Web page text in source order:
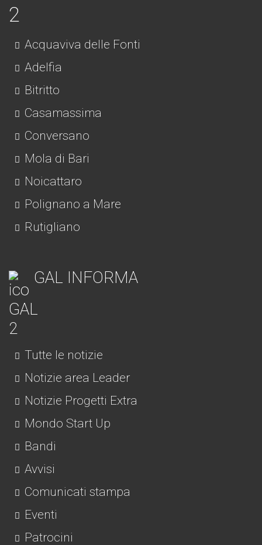
Acquaviva delle Fonti
Adelfia
Bitritto
Casamassima
Conversano
Mola di Bari
Noicattaro
Polignano a Mare
Rutigliano
GAL INFORMA
Tutte le notizie
Notizie area Leader
Notizie Progetti Extra
Mondo Start Up
Bandi
Avvisi
Comunicati stampa
Eventi
Patrocini